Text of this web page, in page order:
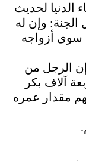
الدنيا لحديث
وإن له
سوى أزواجه
الرجل من
آلاف بكر
مقدار عمره